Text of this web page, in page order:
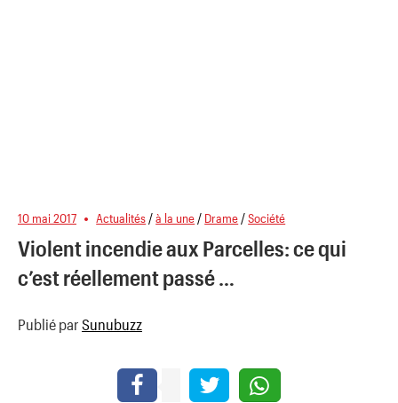
10 mai 2017 Actualités /à la une / Drame /Société
Violent incendie aux Parcelles: ce qui
c’est réellement passé …
Publié par Sunubuzz